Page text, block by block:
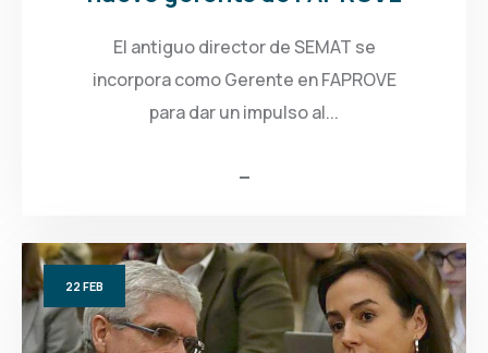
El antiguo director de SEMAT se
incorpora como Gerente en FAPROVE
para dar un impulso al...
22 FEB